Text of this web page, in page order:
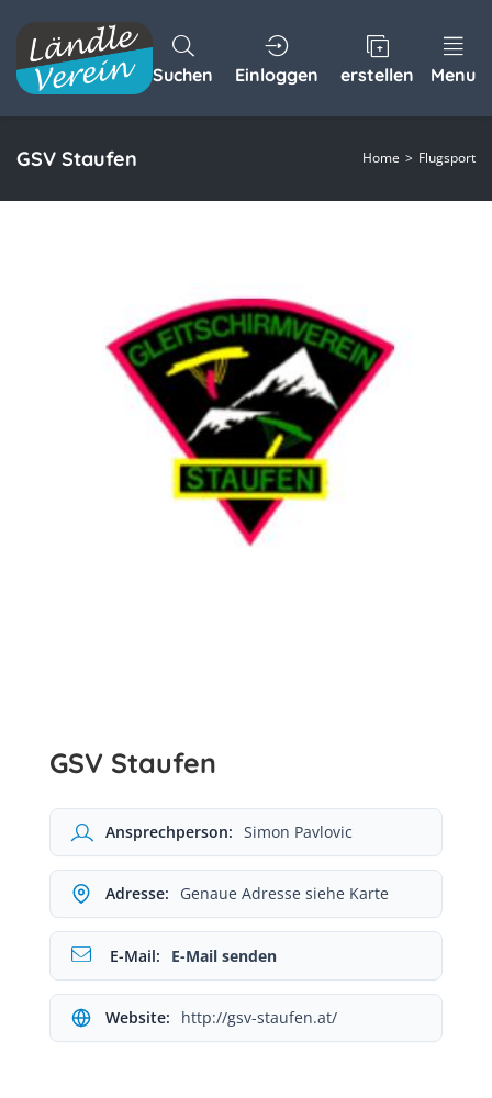
Suchen Einloggen erstellen Menu
GSV Staufen Home Flugsport
GSV Staufen
Ansprechperson: Simon Pavlovic
Adresse: Genaue Adresse siehe Karte
E-Mail: E-Mail senden
Website: http://gsv-staufen.at/